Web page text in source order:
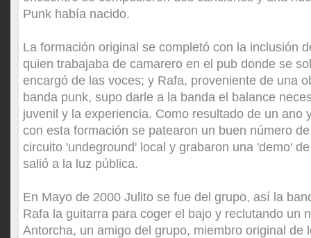
Punk había nacido.
La formación original se completó con la inclusión
quien trabajaba de camarero en el pub donde se
encargó de las voces; y Rafa, proveniente de una
banda punk, supo darle a la banda el balance
juvenil y la experiencia. Como resultado de un ano
con esta formación se patearon un buen número
circuito 'undeground' local y grabaron una 'demo'
salió a la luz pública.
En Mayo de 2000 Julito se fue del grupo, así la
Rafa la guitarra para coger el bajo y reclutando un
Antorcha, un amigo del grupo, miembro original de